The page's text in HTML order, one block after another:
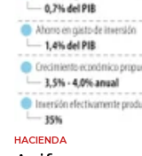
HACIENDA